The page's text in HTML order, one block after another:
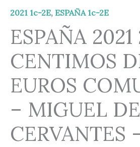
2021 1c-2E, ESPAÑA 1c-2E
ESPAÑA 2021
CENTIMOS
EUROS
– MIGUEL DE
CERVANTES
2,20 €.1,20 €.
COMUN
MIGUEL
DE
CERVANTES
S/C.
cantidad